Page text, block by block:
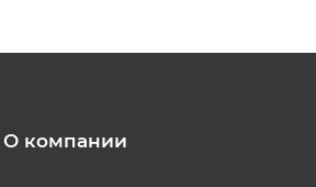
О компании